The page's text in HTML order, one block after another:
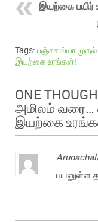
இயற்கை
Tags: பஞ்சகவ்யா முதல்
இயற்கை உரங்கள்!
ONE
அமிலம் வரை…
இயற்கை
பயனுள்ள